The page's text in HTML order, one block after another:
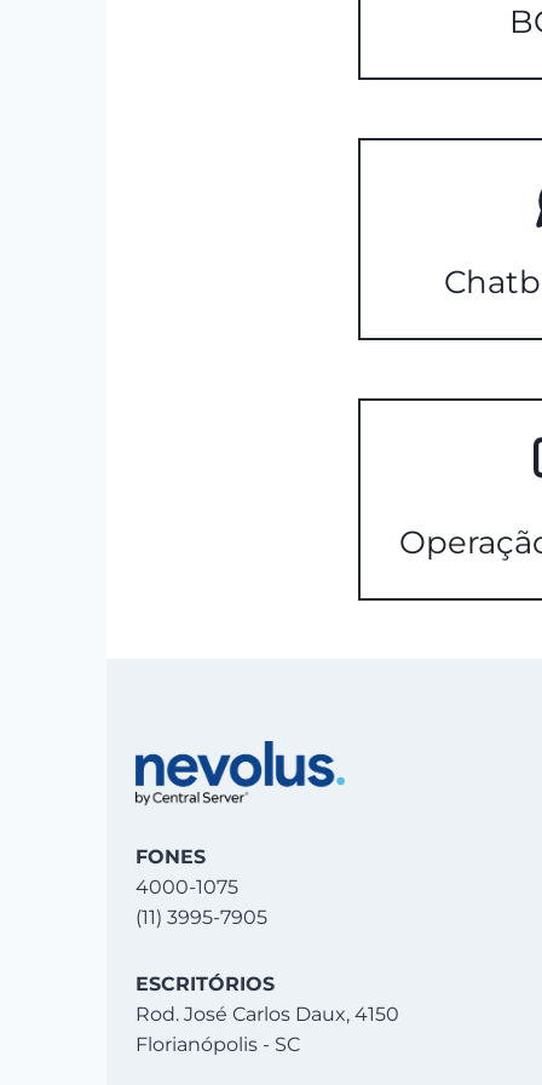
FONES
4000-1075
(11) 3995-7905
ESCRITÓRIOS
Rod. José Carlos Daux, 4150
Florianópolis - SC